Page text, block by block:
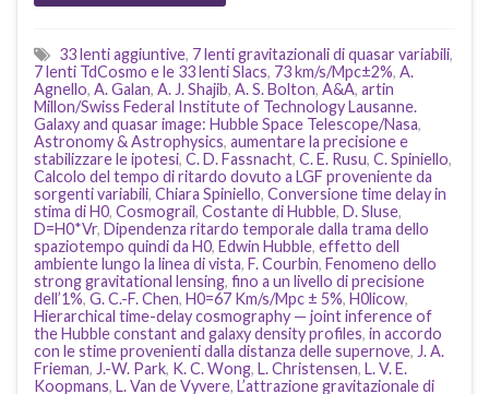
33 lenti aggiuntive, 7 lenti gravitazionali di quasar variabili,
7 lenti TdCosmo e le 33 lenti Slacs, 73 km/s/Mpc±2%, A.
Agnello, A. Galan, A. J. Shajib, A. S. Bolton, A&A, artin
Millon/Swiss Federal Institute of Technology Lausanne.
Galaxy and quasar image: Hubble Space Telescope/Nasa,
Astronomy & Astrophysics, aumentare la precisione e
stabilizzare le ipotesi, C. D. Fassnacht, C. E. Rusu, C. Spiniello,
Calcolo del tempo di ritardo dovuto a LGF proveniente da
sorgenti variabili, Chiara Spiniello, Conversione time delay in
stima di H0, Cosmograil, Costante di Hubble, D. Sluse,
D=H0*Vr, Dipendenza ritardo temporale dalla trama dello
spaziotempo quindi da H0, Edwin Hubble, effetto dell
ambiente lungo la linea di vista, F. Courbin, Fenomeno dello
strong gravitational lensing, fino a un livello di precisione
dell’1%, G. C.-F. Chen, H0=67 Km/s/Mpc ± 5%, H0licow,
Hierarchical time-delay cosmography — joint inference of
the Hubble constant and galaxy density profiles, in accordo
con le stime provenienti dalla distanza delle supernove, J. A.
Frieman, J.-W. Park, K. C. Wong, L. Christensen, L. V. E.
Koopmans, L. Van de Vyvere, L’attrazione gravitazionale di